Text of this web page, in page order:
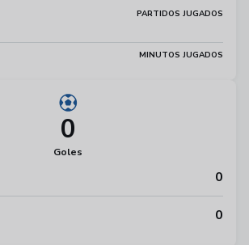
PARTIDOS JUGADOS
MINUTOS JUGADOS
0
Goles
0
0